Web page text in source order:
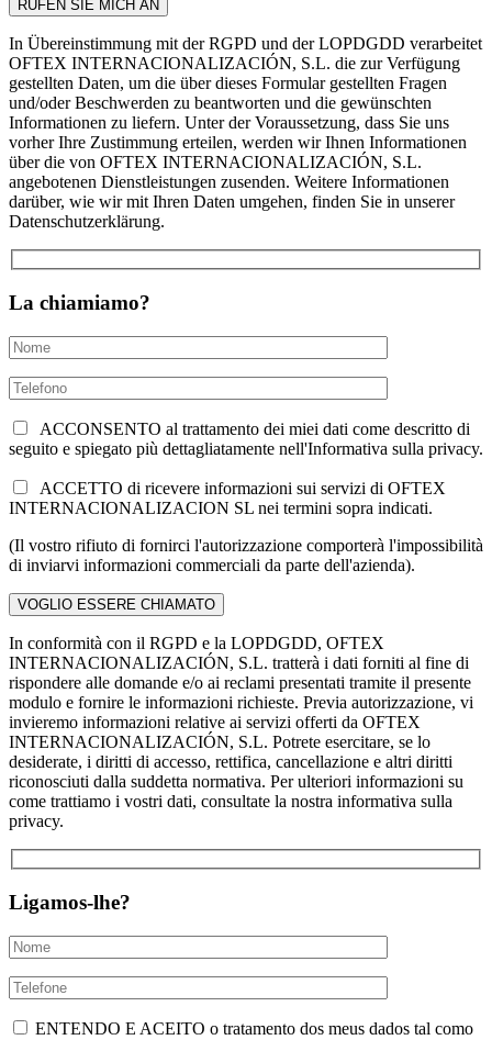
In Übereinstimmung mit der RGPD und der LOPDGDD verarbeitet
OFTEX INTERNACIONALIZACIÓN, S.L. die zur Verfügung
gestellten Daten, um die über dieses Formular gestellten Fragen
und/oder Beschwerden zu beantworten und die gewünschten
Informationen zu liefern. Unter der Voraussetzung, dass Sie uns
vorher Ihre Zustimmung erteilen, werden wir Ihnen Informationen
über die von OFTEX INTERNACIONALIZACIÓN, S.L.
angebotenen Dienstleistungen zusenden. Weitere Informationen
darüber, wie wir mit Ihren Daten umgehen, finden Sie in unserer
Datenschutzerklärung.
La chiamiamo?
ACCONSENTO al trattamento dei miei dati come descritto di
seguito e spiegato più dettagliatamente nell'Informativa sulla privacy.
ACCETTO di ricevere informazioni sui servizi di OFTEX
INTERNACIONALIZACION SL nei termini sopra indicati.
(Il vostro rifiuto di fornirci l'autorizzazione comporterà l'impossibilità
di inviarvi informazioni commerciali da parte dell'azienda).
In conformità con il RGPD e la LOPDGDD, OFTEX
INTERNACIONALIZACIÓN, S.L. tratterà i dati forniti al fine di
rispondere alle domande e/o ai reclami presentati tramite il presente
modulo e fornire le informazioni richieste. Previa autorizzazione, vi
invieremo informazioni relative ai servizi offerti da OFTEX
INTERNACIONALIZACIÓN, S.L. Potrete esercitare, se lo
desiderate, i diritti di accesso, rettifica, cancellazione e altri diritti
riconosciuti dalla suddetta normativa. Per ulteriori informazioni su
come trattiamo i vostri dati, consultate la nostra informativa sulla
privacy.
Ligamos-lhe?
ENTENDO E ACEITO o tratamento dos meus dados tal como